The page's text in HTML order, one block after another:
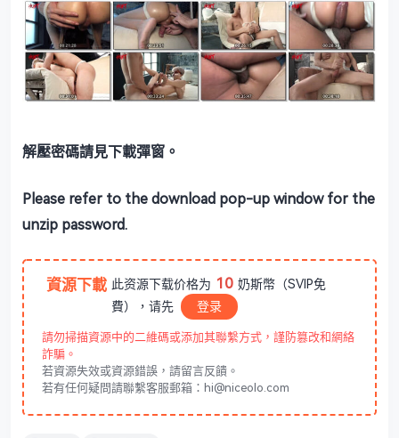
解壓密碼請見下載彈窗。
Please refer to the download pop-up window for the
unzip password.
資源下載 此资源下载价格为 10 奶斯幣（SVIP免
費），请先
登录
請勿掃描資源中的二維碼或添加其聯繫方式，謹防篡改和網絡
詐騙。
若資源失效或資源錯誤，請留言反饋。
若有任何疑問請聯繫客服郵箱：hi@niceolo.com